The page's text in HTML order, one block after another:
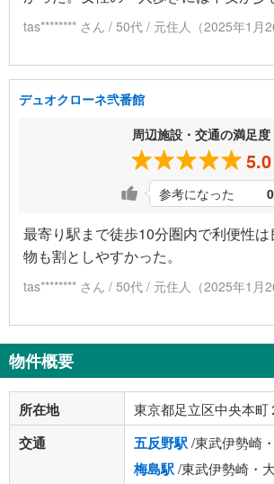
tas******** さん / 50代 / 元住人（2025年1月
デュオクローネ弐番館
周辺施設・交通の満足度
5.0
参考になった 0
最寄り駅まで徒歩10分圏内で利便性
物も割としやすかった。
tas******** さん / 50代 / 元住人（2025年1月
物件概要
所在地 東京都足立区中央本町
交通 五反野駅/東武伊勢崎
梅島駅/東武伊勢崎・